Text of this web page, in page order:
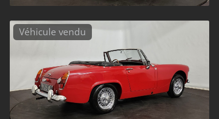
Véhicule vendu